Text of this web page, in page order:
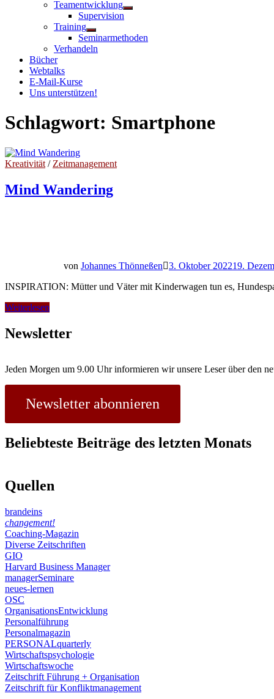
Teamentwicklung
Untermenü
Supervision
Training
Untermenü
anzeigen
Seminarmethoden
Verhandeln
Bücher
Webtalks
E-Mail-Kurse
Uns unterstützen!
Schlagwort: Smartphone
Kreativität / Zeitmanagement
Mind Wandering
von Johannes Thönneßen 3. Oktober 202219.
INSPIRATION: Mütter und Väter mit Kinderwagen tun es,
Mind
Weiterlesen
Newsletter
Jeden Morgen um 9.00 Uhr informieren wir unsere Leser über den
Newsletter abonnieren
Beliebteste Beiträge des letzten Monats
Quellen
brandeins
changement!
Coaching-Magazin
Diverse Zeitschriften
GIO
Harvard Business Manager
managerSeminare
neues-lernen
OSC
OrganisationsEntwicklung
Personalführung
Personalmagazin
PERSONALquarterly
Wirtschaftspsychologie
Wirtschaftswoche
Zeitschrift Führung + Organisation
Zeitschrift für Konfliktmanagement